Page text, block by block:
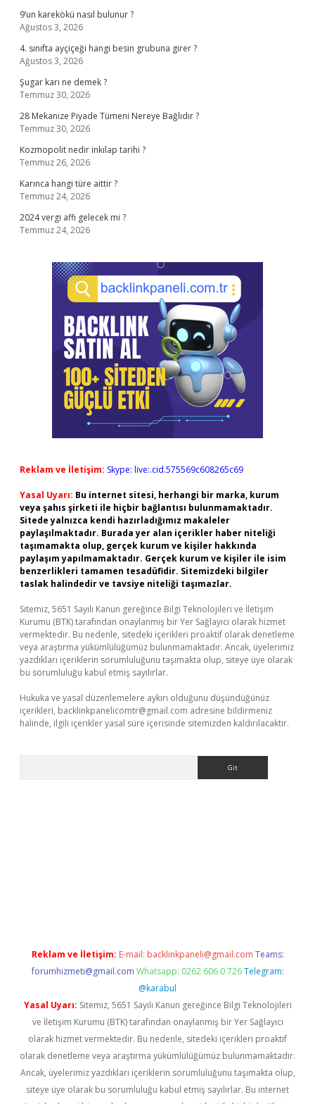
9’un karekökü nasıl bulunur ?
Ağustos 3, 2026
4. sınıfta ayçiçeği hangi besin grubuna girer ?
Ağustos 3, 2026
Şugar karı ne demek ?
Temmuz 30, 2026
28 Mekanize Piyade Tümeni Nereye Bağlıdır ?
Temmuz 30, 2026
Kozmopolit nedir inkılap tarihi ?
Temmuz 26, 2026
Karınca hangi türe aittir ?
Temmuz 24, 2026
2024 vergi affı gelecek mi ?
Temmuz 24, 2026
Reklam ve İletişim: Skype: live:.cid.575569c608265c69
Yasal Uyarı: Bu internet sitesi, herhangi bir marka, kurum
veya şahıs şirketi ile hiçbir bağlantısı bulunmamaktadır.
Sitede yalnızca kendi hazırladığımız makaleler
paylaşılmaktadır. Burada yer alan içerikler haber niteliği
taşımamakta olup, gerçek kurum ve kişiler hakkında
paylaşım yapılmamaktadır. Gerçek kurum ve kişiler ile isim
benzerlikleri tamamen tesadüfidir. Sitemizdeki bilgiler
taslak halindedir ve tavsiye niteliği taşımazlar.
Sitemiz, 5651 Sayılı Kanun gereğince Bilgi Teknolojileri ve İletişim
Kurumu (BTK) tarafından onaylanmış bir Yer Sağlayıcı olarak hizmet
vermektedir. Bu nedenle, sitedeki içerikleri proaktif olarak denetleme
veya araştırma yükümlülüğümüz bulunmamaktadır. Ancak, üyelerimiz
yazdıkları içeriklerin sorumluluğunu taşımakta olup, siteye üye olarak
bu sorumluluğu kabul etmiş sayılırlar.
Hukuka ve yasal düzenlemelere aykırı olduğunu düşündüğünüz
içerikleri, backlinkpanelicomtr@gmail.com adresine bildirmeniz
halinde, ilgili içerikler yasal süre içerisinde sitemizden kaldırılacaktır.
Reklam ve İletişim: E-mail: backlinkpaneli@gmail.com Teams:
forumhizmeti@gmail.com Whatsapp: 0262 606 0 726 Telegram:
@karabul
Yasal Uyarı: Sitemiz, 5651 Sayılı Kanun gereğince Bilgi Teknolojileri
ve İletişim Kurumu (BTK) tarafından onaylanmış bir Yer Sağlayıcı
olarak hizmet vermektedir. Bu nedenle, sitedeki içerikleri proaktif
olarak denetleme veya araştırma yükümlülüğümüz bulunmamaktadır.
Ancak, üyelerimiz yazdıkları içeriklerin sorumluluğunu taşımakta olup,
siteye üye olarak bu sorumluluğu kabul etmiş sayılırlar. Bu internet